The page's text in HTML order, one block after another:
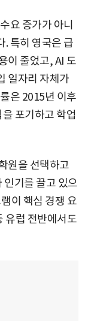
요 증가가 아니
. 특히 영국은 급
이 줄었고, AI 도
일자리 자체가
은 2015년 이후
포기하고 학업
원을 선택하고
인기를 끌고 있으
이 핵심 경쟁 요
유럽 전반에서도